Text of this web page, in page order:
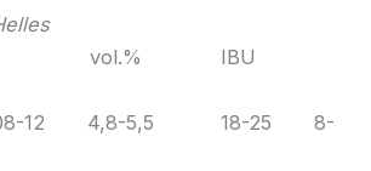
vol.% IBU
12 4,8-5,5 18-25 8-